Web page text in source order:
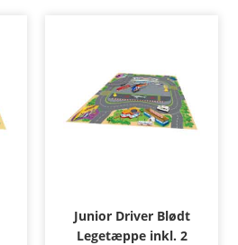
Junior Driver Blødt
Legetæppe inkl. 2